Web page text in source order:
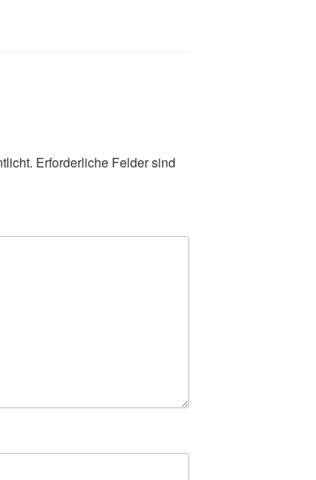
Erforderliche Felder sind